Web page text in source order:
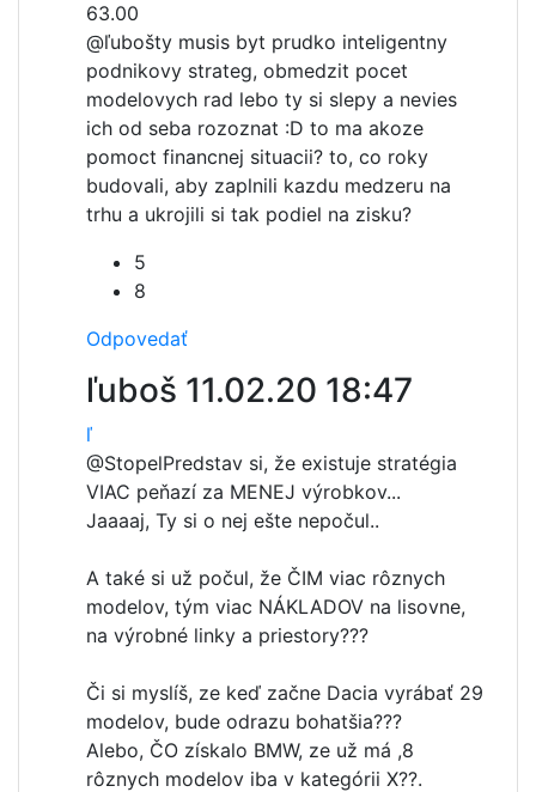
63.00
@ľubošty musis byt prudko inteligentny
podnikovy strateg, obmedzit pocet
modelovych rad lebo ty si slepy a nevies
ich od seba rozoznat :D to ma akoze
pomoct financnej situacii? to, co roky
budovali, aby zaplnili kazdu medzeru na
trhu a ukrojili si tak podiel na zisku?
5
8
Odpovedať
ľuboš 11.02.20 18:47
ľ
@StopelPredstav si, že existuje stratégia
VIAC peňazí za MENEJ výrobkov...
Jaaaaj, Ty si o nej ešte nepočul..
A také si už počul, že ČIM viac rôznych
modelov, tým viac NÁKLADOV na lisovne,
na výrobné linky a priestory???
Či si myslíš, ze keď začne Dacia vyrábať 29
modelov, bude odrazu bohatšia???
Alebo, ČO získalo BMW, ze už má ,8
rôznych modelov iba v kategórii X??.